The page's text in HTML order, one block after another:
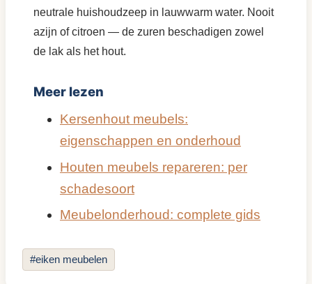
neutrale huishoudzeep in lauwwarm water. Nooit
azijn of citroen — de zuren beschadigen zowel
de lak als het hout.
Meer lezen
Kersenhout meubels:
eigenschappen en onderhoud
Houten meubels repareren: per
schadesoort
Meubelonderhoud: complete gids
Bericht
tags:
#eiken meubelen